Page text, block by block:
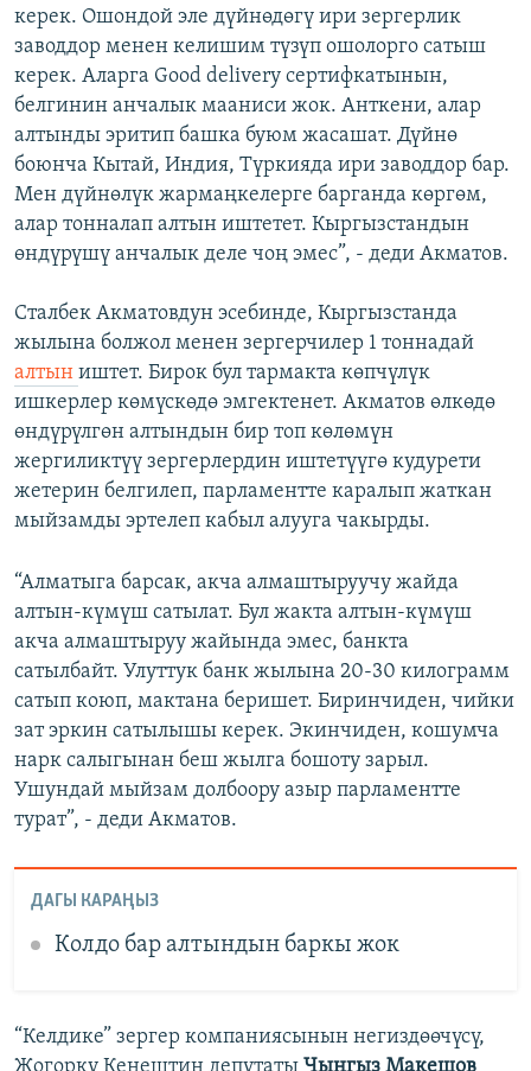
керек. Ошондой эле дүйнөдөгү ири зергерлик
заводдор менен келишим түзүп ошолорго сатыш
керек. Аларга Good delivery сертифкатынын,
белгинин анчалык мааниси жок. Анткени, алар
алтынды эритип башка буюм жасашат. Дүйнө
боюнча Кытай, Индия, Түркияда ири заводдор бар.
Мен дүйнөлүк жармаңкелерге барганда көргөм,
алар тонналап алтын иштетет. Кыргызстандын
өндүрүшү анчалык деле чоң эмес”, - деди Акматов.
Сталбек Акматовдун эсебинде, Кыргызстанда
жылына болжол менен зергерчилер 1 тоннадай
алтын иштет. Бирок бул тармакта көпчүлүк
ишкерлер көмүскөдө эмгектенет. Акматов өлкөдө
өндүрүлгөн алтындын бир топ көлөмүн
жергиликтүү зергерлердин иштетүүгө кудурети
жетерин белгилеп, парламентте каралып жаткан
мыйзамды эртелеп кабыл алууга чакырды.
“Алматыга барсак, акча алмаштыруучу жайда
алтын-күмүш сатылат. Бул жакта алтын-күмүш
акча алмаштыруу жайында эмес, банкта
сатылбайт. Улуттук банк жылына 20-30 килограмм
сатып коюп, мактана беришет. Биринчиден, чийки
зат эркин сатылышы керек. Экинчиден, кошумча
нарк салыгынан беш жылга бошоту зарыл.
Ушундай мыйзам долбоору азыр парламентте
турат”, - деди Акматов.
ДАГЫ КАРАҢЫЗ
Колдо бар алтындын баркы жок
“Келдике” зергер компаниясынын негиздөөчүсү,